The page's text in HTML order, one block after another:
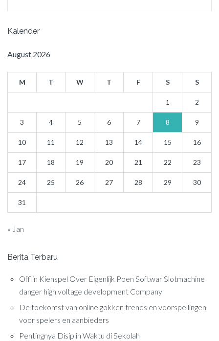
Kalender
August 2026
M T W T F S S
1 2
3 4 5 6 7 8 9
10 11 12 13 14 15 16
17 18 19 20 21 22 23
24 25 26 27 28 29 30
31
« Jan
Berita Terbaru
Offlin Kienspel Over Eigenlijk Poen Softwar Slotmachine
danger high voltage development Company
De toekomst van online gokken trends en voorspellingen
voor spelers en aanbieders
Pentingnya Disiplin Waktu di Sekolah